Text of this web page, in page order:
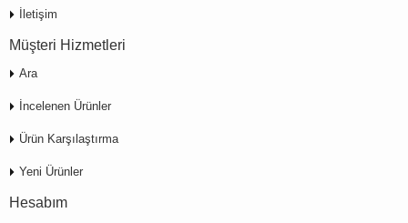
İletişim
Müşteri Hizmetleri
Ara
İncelenen Ürünler
Ürün Karşılaştırma
Yeni Ürünler
Hesabım